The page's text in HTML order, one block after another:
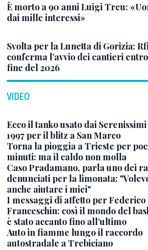
È morto a 90 anni Luigi Treu:
dai mille interessi»
Svolta per la Lunetta di Gorizia:
conferma l’avvio dei cantieri
fine del 2026
VIDEO
Ecco il tanko usato dai
1997 per il blitz a San Marco
Torna la pioggia a Trieste per
minuti: ma il caldo non molla
Caso Pradamano, parla uno dei
denunciati per la limonata:
anche aiutare i miei"
I messaggi di affetto per Federico
Franceschin: così il mondo del
è stato accanto fino all’ultimo
Auto in fiamme lungo il raccordo
autostradale a Trebiciano